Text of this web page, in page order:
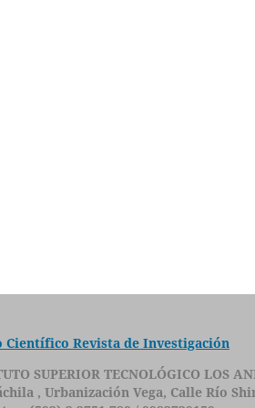
Científico Revista de Investigación
SUPERIOR TECNOLÓGICO LOS
, Urbanización Vega, Calle Río